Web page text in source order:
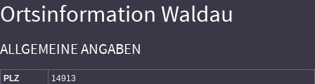
Ortsinformation Waldau
ALLGEMEINE ANGABEN
PLZ
14913